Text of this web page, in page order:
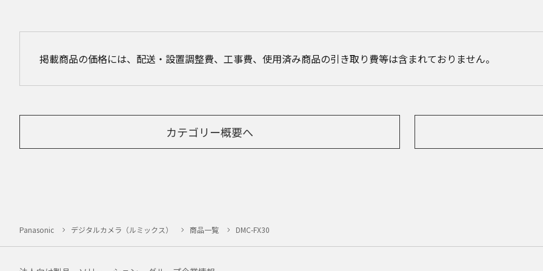
掲載商品の価格には、配送・設置調整費、工事費、使用済み商品の引き取り費等は含まれておりません。
カテゴリー概要へ
Panasonic デジタルカメラ（ルミックス） 商品一覧 DMC-FX30